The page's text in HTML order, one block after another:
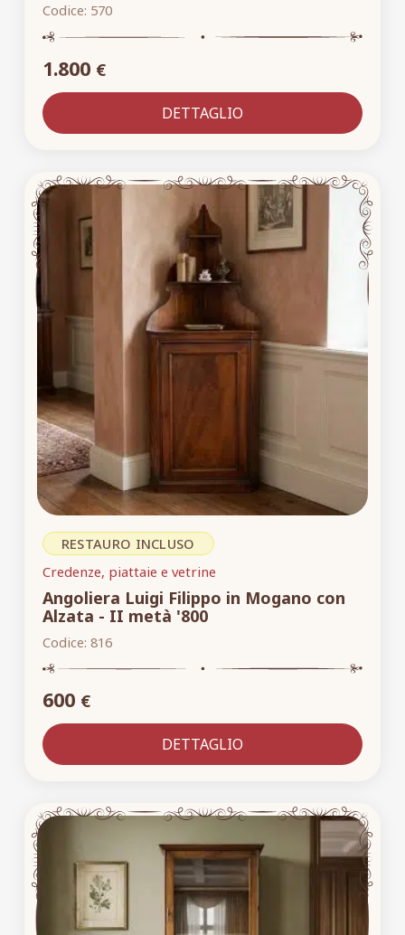
Codice: 570
1.800 €
DETTAGLIO
RESTAURO INCLUSO
Credenze, piattaie e vetrine
Angoliera Luigi Filippo in Mogano con
Alzata - II metà '800
Codice: 816
600 €
DETTAGLIO